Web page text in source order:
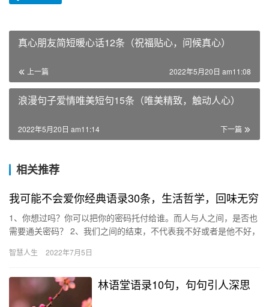
真心朋友简短暖心话12条（祝福贴心，问候真心）
上一篇 2022年5月20日 am11:08
浪漫句子爱情唯美短句15条（唯美精致，触动人心）
下一篇
2022年5月20日 am11:14
相关推荐
我可能不会爱你经典语录30条，生活哲学，回味无穷
1、你想过吗？你可以把你的密码托付给谁。而人与人之间，是否也
需要通关密码？ 2、我们之间的结束，不代表我不好或者是他不好，
不…
智慧人生 2022年7月5日
林语堂语录10句，句句引人深思